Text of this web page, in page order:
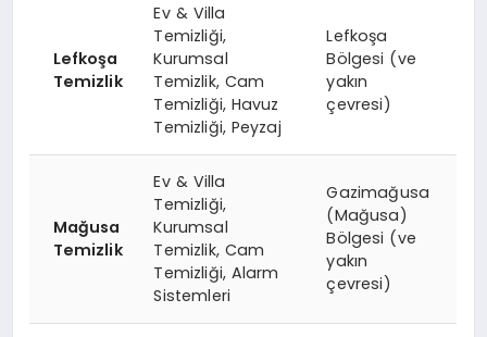
Lefkoşa
Temizlik
Ev & Villa
Temizliği,
Kurumsal
Temizlik, Cam
Temizliği, Havuz
Temizliği, Peyzaj
Lefkoşa
Bölgesi (ve
yakın
çevresi)
Mağusa
Temizlik
Ev & Villa
Temizliği,
Kurumsal
Temizlik, Cam
Temizliği, Alarm
Sistemleri
Gazimağusa
(Mağusa)
Bölgesi (ve
yakın
çevresi)